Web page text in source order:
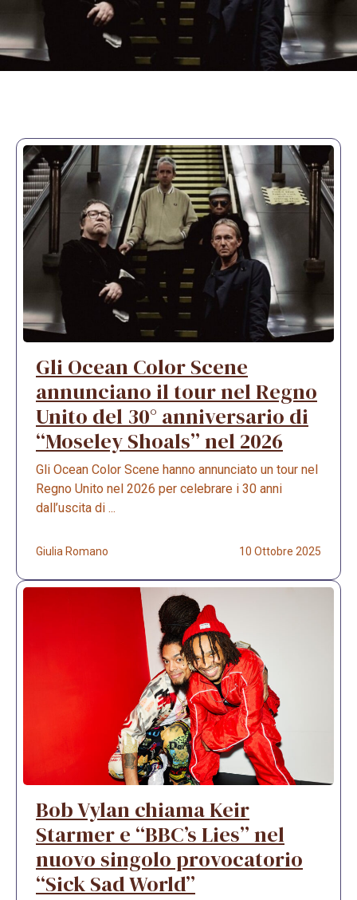
Gli Ocean Color Scene
annunciano il tour nel Regno
Unito del 30° anniversario di
“Moseley Shoals” nel 2026
Gli Ocean Color Scene hanno annunciato un tour nel
Regno Unito nel 2026 per celebrare i 30 anni
dall’uscita di ...
Giulia Romano 10 Ottobre 2025
Bob Vylan chiama Keir
Starmer e “BBC’s Lies” nel
nuovo singolo provocatorio
“Sick Sad World”